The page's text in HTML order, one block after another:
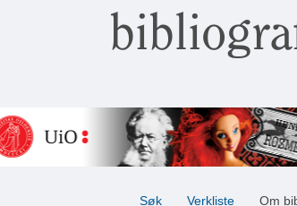
Søk Verkliste Om